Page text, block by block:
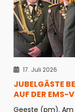
17. Juli 2026
JUBELGÄSTE
AUF DER EMS-
Geeste (pm). Am